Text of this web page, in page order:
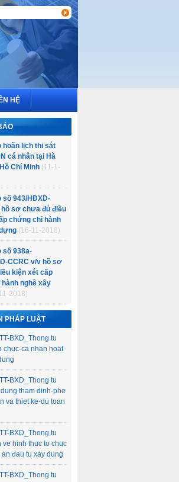
1
2
3
HỆ
hoãn lịch thi sát
cá nhân tại Hà
Chí Minh (11-1-
số 943/HĐXD-
hồ sơ chưa đủ điều
chứng chỉ hành
(16-11-2018)
số 938a-
CCRC v/v hồ sơ
kiện xét cấp
nghề xây
2018)
PHÁP LUẬT
BXD_Thong tu
chuc-ca nhan hoat
BXD_Thong tu
tham dinh-phe
va thiet ke-du toan
BXD_Thong tu
ve hinh thuc to chuc
đau tu xay dung
BXD_Thong tu